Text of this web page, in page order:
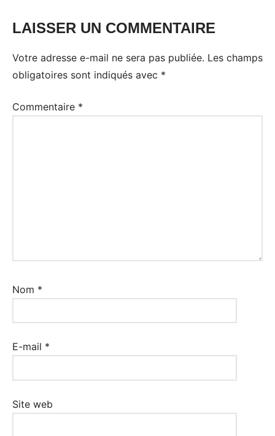
LAISSER UN COMMENTAIRE
Votre adresse e-mail ne sera pas publiée. Les champs
obligatoires sont indiqués avec *
Commentaire *
Nom *
E-mail *
Site web